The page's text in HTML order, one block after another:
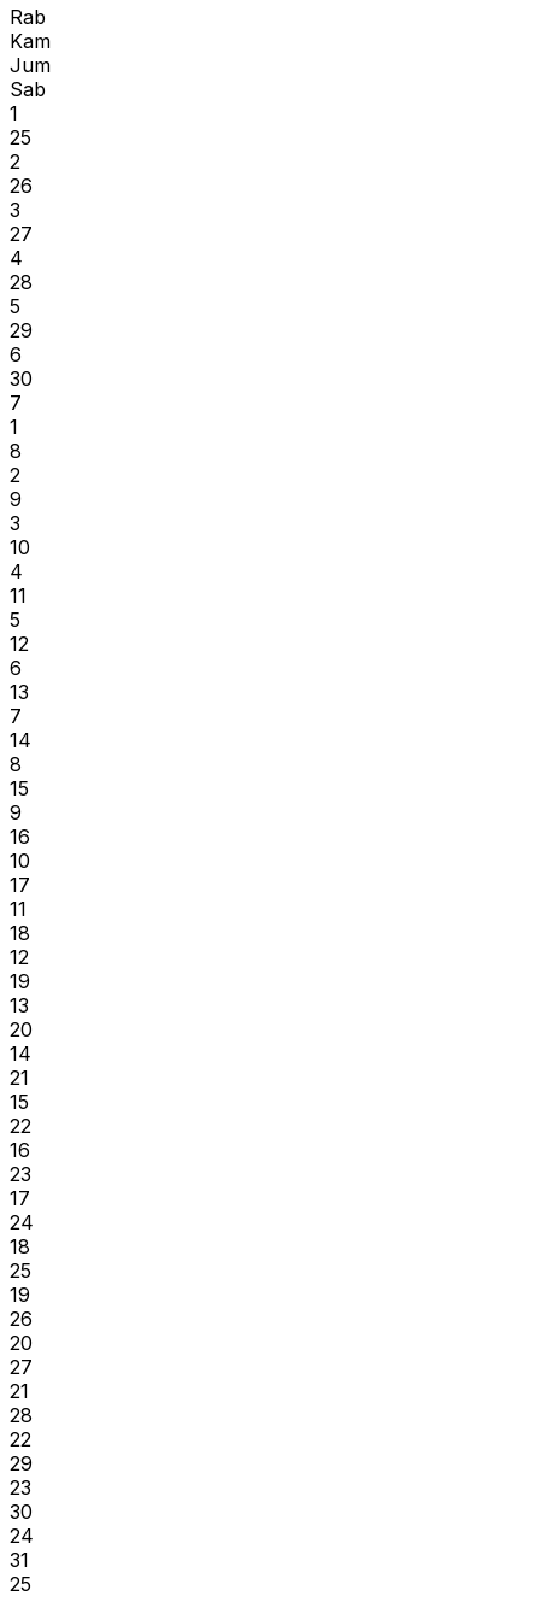
Rab
Kam
Jum
Sab
1
25
2
26
3
27
4
28
5
29
6
30
7
1
8
2
9
3
10
4
11
5
12
6
13
7
14
8
15
9
16
10
17
11
18
12
19
13
20
14
21
15
22
16
23
17
24
18
25
19
26
20
27
21
28
22
29
23
30
24
31
25